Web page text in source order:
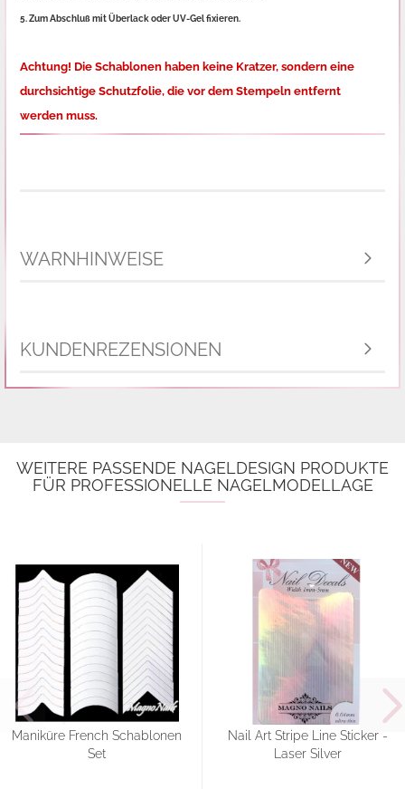
5. Zum Abschluß mit Überlack oder UV-Gel fixieren.
Achtung! Die Schablonen haben keine Kratzer, sondern eine
durchsichtige Schutzfolie, die vor dem Stempeln entfernt
werden muss.
WARNHINWEISE
KUNDENREZENSIONEN
WEITERE PASSENDE NAGELDESIGN PRODUKTE
FÜR PROFESSIONELLE NAGELMODELLAGE
Maniküre French Schablonen
Set
Nail Art Stripe Line Sticker -
Laser Silver